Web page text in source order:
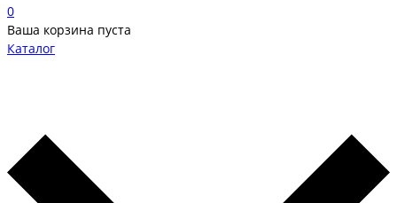
0
Ваша корзина пуста
Каталог